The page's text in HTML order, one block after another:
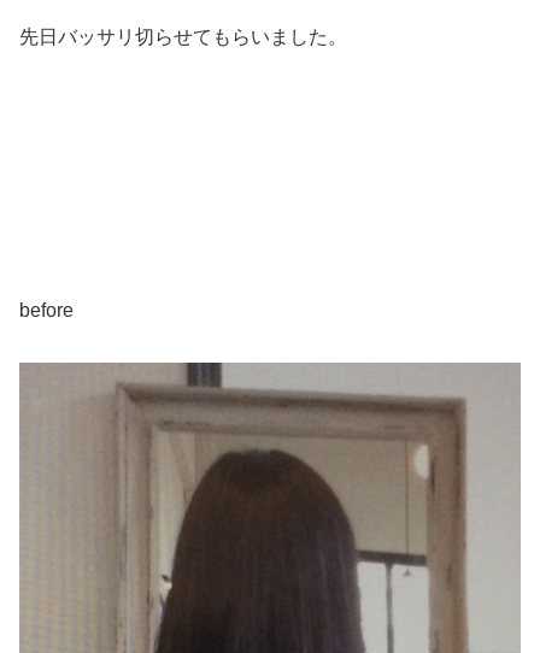
先日バッサリ切らせてもらいました。
before